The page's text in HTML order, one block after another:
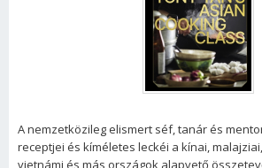
A nemzetközileg elismert séf, tanár és
receptjei és kíméletes leckéi a kínai,
vietnámi és más országok alapvető